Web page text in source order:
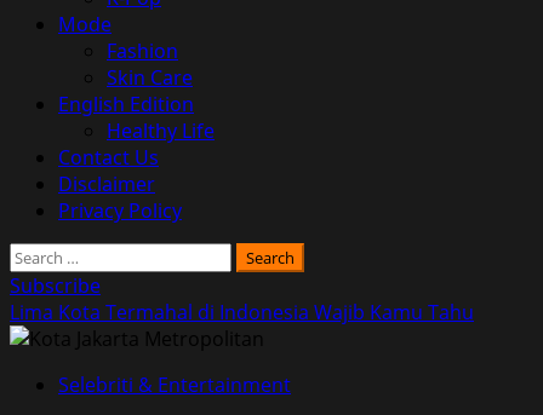
Mode
Fashion
Skin Care
English Edition
Healthy Life
Contact Us
Disclaimer
Privacy Policy
Search
for:
Subscribe
Lima Kota Termahal di Indonesia Wajib Kamu Tahu
Selebriti & Entertainment